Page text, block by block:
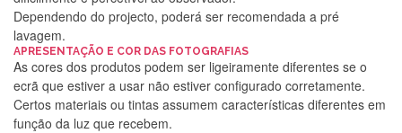
Dependendo do projecto, poderá ser recomendada a pré
lavagem.
APRESENTAÇÃO E COR DAS FOTOGRAFIAS
As cores dos produtos podem ser ligeiramente diferentes se o
ecrã que estiver a usar não estiver configurado corretamente.
Certos materiais ou tintas assumem características diferentes em
função da luz que recebem.
Silvia Lopes
Encomenda direitinha. Rapidez e segurança. Volto a
encomendar.